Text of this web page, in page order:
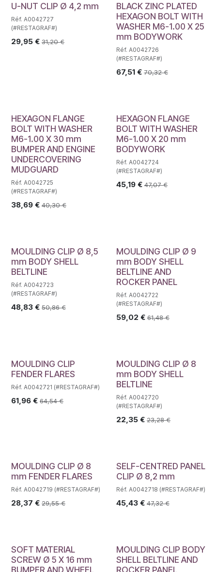
U-NUT CLIP Ø 4,2 mm
Réf. A0042727
(#RESTAGRAF#)
29,95 € 31,20€
BLACK ZINC PLATED
HEXAGON BOLT WITH
WASHER M6-1.00 X 25
mm BODYWORK
Réf. A0042726
(#RESTAGRAF#)
67,51€ 70,32€
HEXAGON FLANGE
BOLT WITH WASHER
M6-1.00 X 30 mm
BUMPER AND ENGINE
UNDERCOVERING
MUDGUARD
Réf. A0042725
(#RESTAGRAF#)
38,69 € 40,30€
HEXAGON FLANGE
BOLT WITH WASHER
M6-1.00 X 20 mm
BODYWORK
Réf. A0042724
(#RESTAGRAF#)
45,19€ 47,07€
MOULDING CLIP Ø 8,5
mm BODY SHELL
BELTLINE
Réf. A0042723
(#RESTAGRAF#)
48,83 € 50,86€
MOULDING CLIP Ø 9
mm BODY SHELL
BELTLINE AND
ROCKER PANEL
Réf. A0042722
(#RESTAGRAF#)
59,02 € 61,48€
MOULDING CLIP
FENDER FLARES
Réf. A0042721 (#RESTAGRAF#)
61,96 € 64,54€
MOULDING CLIP Ø 8
mm BODY SHELL
BELTLINE
Réf. A0042720
(#RESTAGRAF#)
22,35€ 23,28€
MOULDING CLIP Ø 8
mm FENDER FLARES
Réf. A0042719 (#RESTAGRAF#)
28,37 € 29,55€
SELF-CENTRED PANEL
CLIP Ø 8,2 mm
Réf. A0042718 (#RESTAGRAF#)
45,43€ 47,32€
SOFT MATERIAL
SCREW Ø 5 X 16 mm
BUMPER AND WHEEL
MOULDING CLIP BODY
SHELL BELTLINE AND
ROCKER PANEL